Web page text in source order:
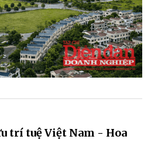
trí tuệ Việt Nam - Hoa